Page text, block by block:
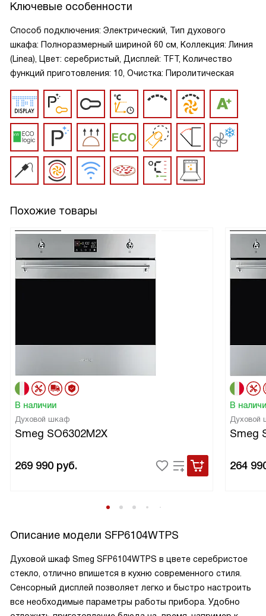
Ключевые особенности
Способ подключения: Электрический, Тип духового
шкафа: Полноразмерный шириной 60 см, Коллекция: Линия
(Linea), Цвет: серебристый, Дисплей: TFT, Количество
функций приготовления: 10, Очистка: Пиролитическая
Похожие товары
В наличии
Духовой шкаф
Smeg SO6302M2X
269 990 руб.
В
Духовой
Smeg
264
Описание модели SFP6104WTPS
Духовой шкаф Smeg SFP6104WTPS в цвете серебристое
стекло, отлично впишется в кухню современного стиля.
Сенсорный дисплей позволяет легко и быстро настроить
все необходимые параметры работы прибора. Удобно